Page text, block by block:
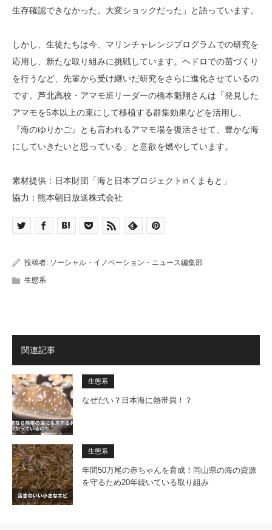
生存確認できなかった。大変ショックだった」と語っています。
しかし、生徒たちは今、マリンチャレンジプログラムでの研究を
応用し、新たな取り組みに挑戦しています。ヘドロでの苗づくり
を行うなど、先輩から受け継いだ研究をさらに進化させているの
です。芦北高校・アマモ班リーダーの橋本魁翔さんは「発見した
アマモを5本以上の束にして移植する群集効果などを活用し、
『海のゆりかご』とも言われるアマモ場を復活させて、豊かな海
にしていきたいと思っている」と意欲を燃やしています。
素材提供：日本財団「海と日本プロジェクトinくまもと」
協力：熊本朝日放送株式会社
投稿者: ソーシャル・イノベーション・ニュース編集部
生態系
関連記事
生態系
なぜだい？日本海に熱帯貝！？
生態系
年間50万尾の赤ちゃんを育成！岡山県の海の資源
を守るため20年続いている取り組み